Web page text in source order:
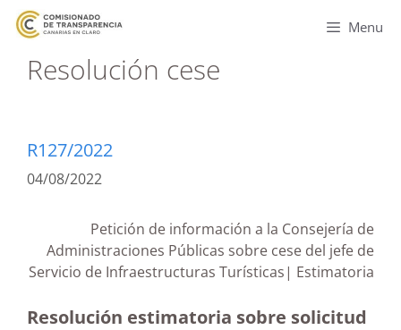
Menu
Resolución cese
R127/2022
04/08/2022
Petición de información a la Consejería de
Administraciones Públicas sobre cese del jefe de
Servicio de Infraestructuras Turísticas| Estimatoria
Resolución estimatoria sobre solicitud